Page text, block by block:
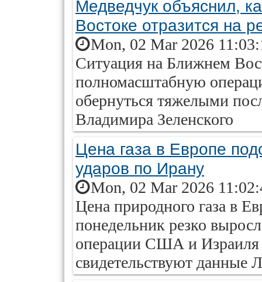
Медведчук объяснил,
Востоке отразится на
Mon, 02 Mar 2026
Ситуация на Ближнем
полномасштабную
обернуться тяжелыми
Владимира Зеленского
Цена газа в Европе
ударов по Ирану
Mon, 02 Mar 2026
Цена природного газа в
понедельник резко
операции США и Израиля
свидетельствуют данные